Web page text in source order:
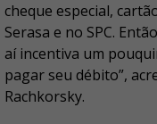
cheque especial,
Serasa e no SPC.
aí incentiva um
pagar seu débito”,
Rachkorsky.